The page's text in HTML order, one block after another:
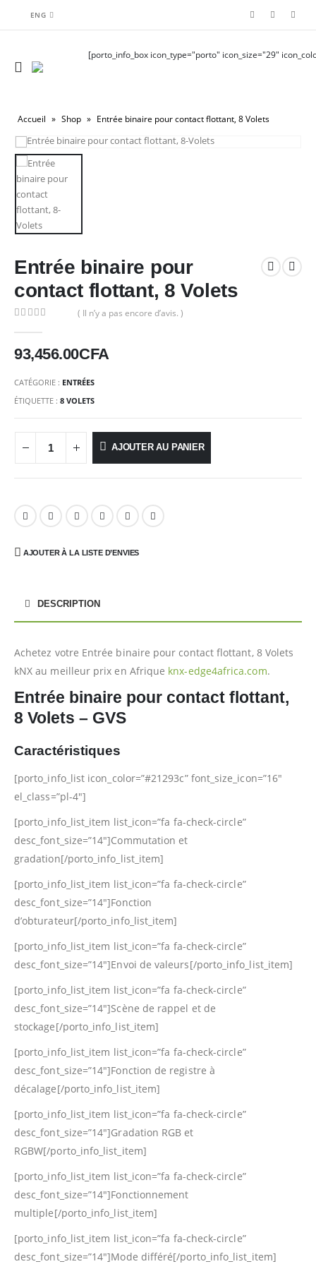
ENG
[porto_info_box icon_type="porto" icon_size="29"
Accueil » Shop » Entrée binaire pour contact flottant, 8 Volets
Entrée binaire pour
contact flottant, 8 Volets
( Il n’y a pas encore d’avis. )
93,456.00CFA
CATÉGORIE : ENTRÉES
ÉTIQUETTE : 8 VOLETS
AJOUTER AU PANIER
AJOUTER À LA LISTE D’ENVIES
DESCRIPTION
Achetez votre Entrée binaire pour contact flottant, 8 Volets
kNX au meilleur prix en Afrique knx-edge4africa.com.
Entrée binaire pour contact flottant,
8 Volets – GVS
Caractéristiques
[porto_info_list icon_color=”#21293c” font_size_icon=”16″
el_class=”pl-4″]
[porto_info_list_item list_icon=”fa fa-check-circle”
desc_font_size=”14″]Commutation et
gradation[/porto_info_list_item]
[porto_info_list_item list_icon=”fa fa-check-circle”
desc_font_size=”14″]Fonction
d’obturateur[/porto_info_list_item]
[porto_info_list_item list_icon=”fa fa-check-circle”
desc_font_size=”14″]Envoi de valeurs[/porto_info_list_item]
[porto_info_list_item list_icon=”fa fa-check-circle”
desc_font_size=”14″]Scène de rappel et de
stockage[/porto_info_list_item]
[porto_info_list_item list_icon=”fa fa-check-circle”
desc_font_size=”14″]Fonction de registre à
décalage[/porto_info_list_item]
[porto_info_list_item list_icon=”fa fa-check-circle”
desc_font_size=”14″]Gradation RGB et
RGBW[/porto_info_list_item]
[porto_info_list_item list_icon=”fa fa-check-circle”
desc_font_size=”14″]Fonctionnement
multiple[/porto_info_list_item]
[porto_info_list_item list_icon=”fa fa-check-circle”
desc_font_size=”14″]Mode différé[/porto_info_list_item]